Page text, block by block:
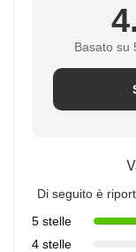
Basato su
Di seguito è
5 stelle
4 stelle